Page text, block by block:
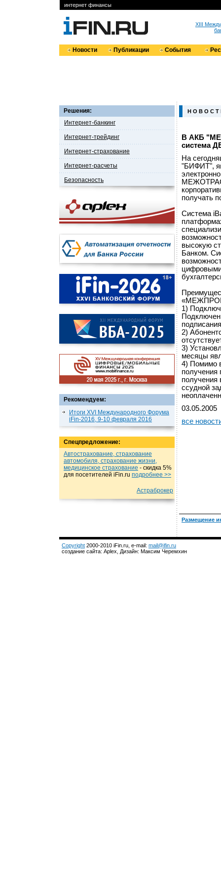
интернет финансы
XIII
Новости Публикации События
Решения:
Интернет-банкинг
Интернет-трейдинг
Интернет-страхование
Интернет-расчеты
Безопасность
Рекомендуем:
Итоги XVI Международного Форума
iFin-2016, 9-10 февраля 2016
Спецпредложение:
Автострахование, страхование
автомобиля, страхование жизни,
медицинское страхование - cкидка 5%
для посетителей iFin.ru подробнеe >>
Астраброкер
Н О В О С Т
В АКБ
система
На
"БИФИТ",
получать
Система
высокую
Банком.
цифровыми
1)
2)
3)
месяцы
4) Помимо
получения
получения
ссудной
03.05.2005
все
Размещение
Copyright 2000-2010 iFin.ru, e-mail: mail@ifin.ru
создание сайта: Aplex, Дизайн: Максим Черемхин